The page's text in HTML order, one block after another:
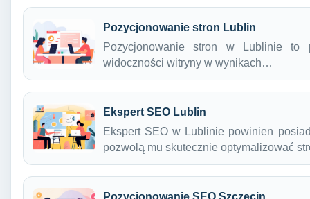
Pozycjonowanie stron Lublin
Pozycjonowanie stron w Lublinie
widoczności witryny w wynikach…
Ekspert SEO Lublin
Ekspert SEO w Lublinie powinien
pozwolą mu skutecznie optymalizować
Pozycjonowanie SEO Szczecin